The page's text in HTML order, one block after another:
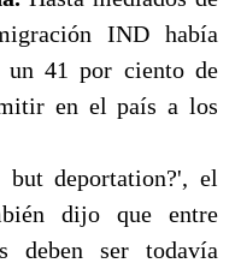
IND había
un 41 por ciento de
en el país a los
but deportation?', el
dijo que entre
deben ser todavía